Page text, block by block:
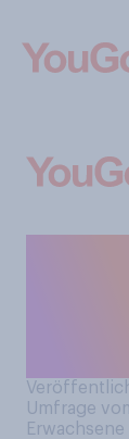
Umfrage
Erwachsene